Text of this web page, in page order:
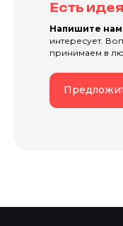
Есть
Напишите нам
интересует.
принимаем в